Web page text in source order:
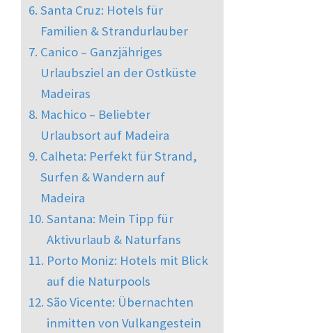
Santa Cruz: Hotels für
Familien & Strandurlauber
Canico – Ganzjähriges
Urlaubsziel an der Ostküste
Madeiras
Machico – Beliebter
Urlaubsort auf Madeira
Calheta: Perfekt für Strand,
Surfen & Wandern auf
Madeira
Santana: Mein Tipp für
Aktivurlaub & Naturfans
Porto Moniz: Hotels mit Blick
auf die Naturpools
São Vicente: Übernachten
inmitten von Vulkangestein